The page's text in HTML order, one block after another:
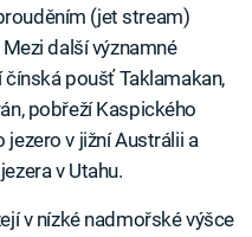
(jet stream)
další významné
poušť Taklamakan,
pobřeží Kaspického
jezero v jižní Austrálii a
v Utahu.
v nízké nadmořské výšce